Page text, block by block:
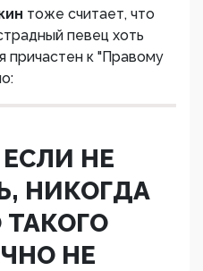
тоже считает, что
певец хоть
причастен к "Правому
НЕ
НИКОГДА
ТАКОГО
НЕ